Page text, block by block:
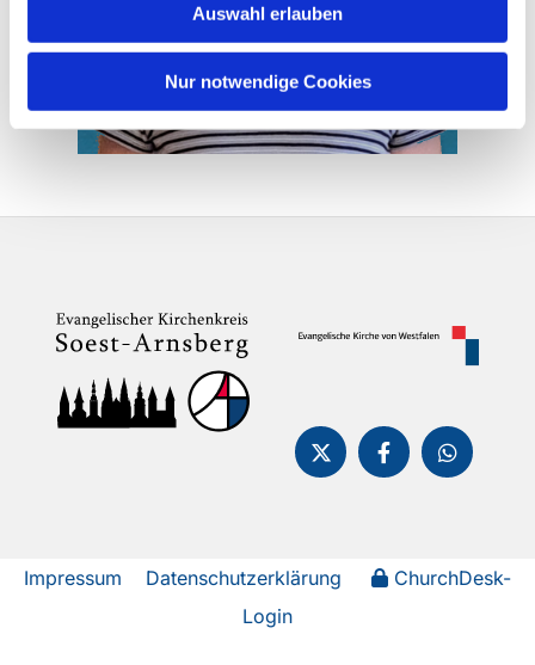
Auswahl erlauben
Nur notwendige Cookies
Impressum Datenschutzerklärung
ChurchDesk-
Login